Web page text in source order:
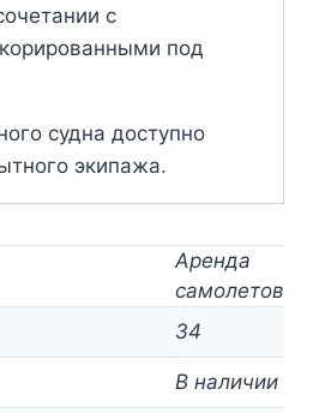
с
под
судна доступно
экипажа.
Аренда
самолетов
34
В наличии